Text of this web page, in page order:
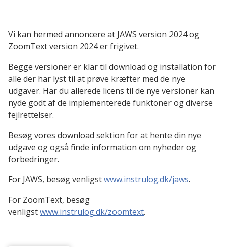
Vi kan hermed annoncere at JAWS version 2024 og
ZoomText version 2024 er frigivet.
Begge versioner er klar til download og installation for
alle der har lyst til at prøve kræfter med de nye
udgaver. Har du allerede licens til de nye versioner kan
nyde godt af de implementerede funktoner og diverse
fejlrettelser.
Besøg vores download sektion for at hente din nye
udgave og også finde information om nyheder og
forbedringer.
For JAWS, besøg venligstwww.instrulog.dk/jaws.
For ZoomText, besøg
venligstwww.instrulog.dk/zoomtext.